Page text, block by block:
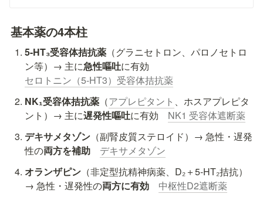
基本薬の4本柱
5-HT₃受容体拮抗薬（グラニセトロン、パロノセトロ
ン等）→ 主に急性嘔吐に有効
セロトニン（5-HT3）受容体拮抗薬
NK₁受容体拮抗薬（アプレピタント 、ホスアプレピタ
ント）→ 主に遅発性嘔吐に有効 NK1 受容体遮断薬
デキサメタゾン（副腎皮質ステロイド）→ 急性・遅発
性の両方を補助 デキサメタゾン
オランザピン（非定型抗精神病薬、D₂＋5-HT₂拮抗）
→ 急性・遅発性の両方に有効 中枢性D2遮断薬